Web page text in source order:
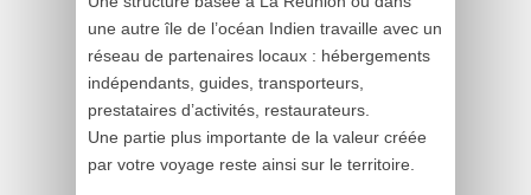
une autre île de l’océan Indien travaille avec un
réseau de partenaires locaux : hébergements
indépendants, guides, transporteurs,
prestataires d’activités, restaurateurs.
Une partie plus importante de la valeur créée
par votre voyage reste ainsi sur le territoire.